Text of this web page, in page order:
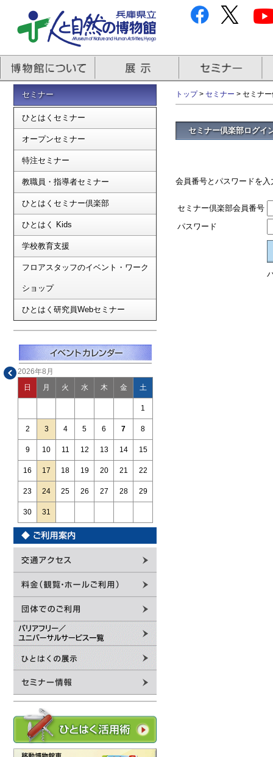
セミナー
ひとはくセミナー
オープンセミナー
特注セミナー
教職員・指導者セミナー
ひとはくセミナー倶楽部
ひとはく Kids
学校教育支援
フロアスタッフのイベント・ワーク
ショップ
ひとはく研究員Webセミナー
2026年8月
日 月 火 水 木 金 土
1
2 3 4 5 6 7 8
9 10 11 12 13 14 15
16 17 18 19 20 21 22
23 24 25 26 27 28 29
30 31
トップ> セミナー > セミナ
セミナー倶楽部ログイ
会員番号とパスワードを
セミナー倶楽部会員番号
パスワード